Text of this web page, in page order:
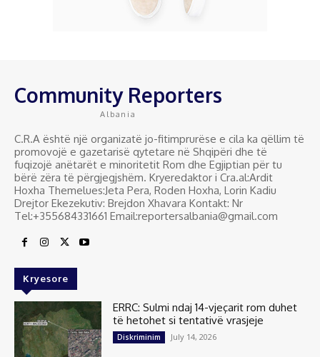
Community Reporters
Albania
C.R.A është një organizatë jo-fitimprurëse e cila ka qëllim të
promovojë e gazetarisë qytetare në Shqipëri dhe të
fuqizojë anëtarët e minoritetit Rom dhe Egjiptian për tu
bërë zëra të përgjegjshëm. Kryeredaktor i Cra.al:Ardit
Hoxha Themelues:Jeta Pera, Roden Hoxha, Lorin Kadiu
Drejtor Ekezekutiv: Brejdon Xhavara Kontakt: Nr
Tel:+355684331661 Email:reportersalbania@gmail.com
Kryesore
ERRC: Sulmi ndaj 14-vjeçarit rom duhet
të hetohet si tentativë vrasjeje
Diskriminim July 14, 2026